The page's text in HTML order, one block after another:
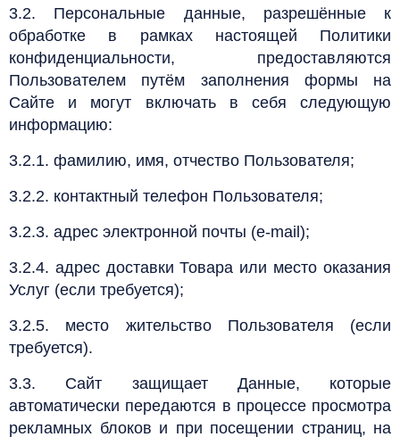
3.2. Персональные данные, разрешённые к
обработке в рамках настоящей Политики
конфиденциальности, предоставляются
Пользователем путём заполнения формы на
Сайте и могут включать в себя следующую
информацию:
3.2.1. фамилию, имя, отчество Пользователя;
3.2.2. контактный телефон Пользователя;
3.2.3. адрес электронной почты (e-mail);
3.2.4. адрес доставки Товара или место оказания
Услуг (если требуется);
3.2.5. место жительство Пользователя (если
требуется).
3.3. Сайт защищает Данные, которые
автоматически передаются в процессе просмотра
рекламных блоков и при посещении страниц, на